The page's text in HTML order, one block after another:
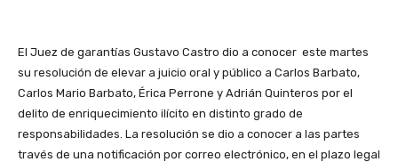
El Juez de garantías Gustavo Castro dio a conocer este martes
su resolución de elevar a juicio oral y público a Carlos Barbato,
Carlos Mario Barbato, Érica Perrone y Adrián Quinteros por el
delito de enriquecimiento ilícito en distinto grado de
responsabilidades. La resolución se dio a conocer a las partes
través de una notificación por correo electrónico, en el plazo legal